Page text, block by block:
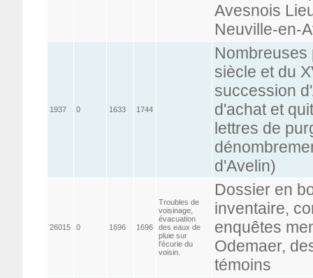
Avesnois
Neuville-en-
1937 0 1633 1744
Nombreuses
siècle et du
succession
d'achat et
lettres de
d'Avelin)
26015 0 1696 1696
Troubles de
voisinage,
évacuation
des eaux de
pluie sur
l'écurie du
voisin.
Dossier en
inventaire,
enquêtes
Odemaer,
témoins